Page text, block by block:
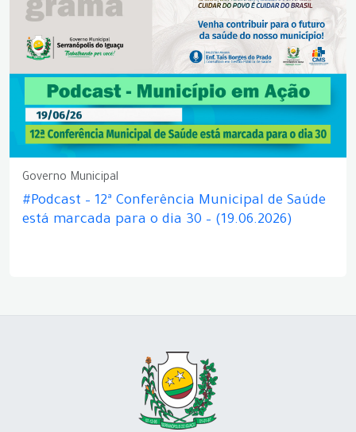
Governo Municipal
#Podcast – 12ª Conferência Municipal de Saúde
está marcada para o dia 30 – (19.06.2026)